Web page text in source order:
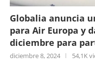
Globalia anuncia
para Air Europa y
diciembre para
diciembre 8, 2024 54,1K